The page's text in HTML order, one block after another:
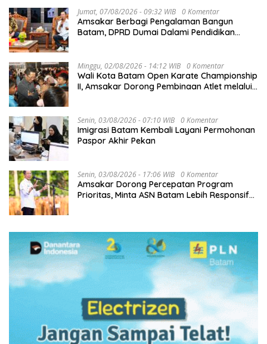
Jumat, 07/08/2026 - 09:32 WIB 0 Komentar
Amsakar Berbagi Pengalaman Bangun
Batam, DPRD Dumai Dalami Pendidikan
Minggu, 02/08/2026 - 14:12 WIB 0 Komentar
Wali Kota Batam Open Karate Championship
II, Amsakar Dorong Pembinaan Atlet melalui
Senin, 03/08/2026 - 07:10 WIB 0 Komentar
Imigrasi Batam Kembali Layani Permohonan
Paspor Akhir Pekan
Senin, 03/08/2026 - 17:06 WIB 0 Komentar
Amsakar Dorong Percepatan Program
Prioritas, Minta ASN Batam Lebih Responsif